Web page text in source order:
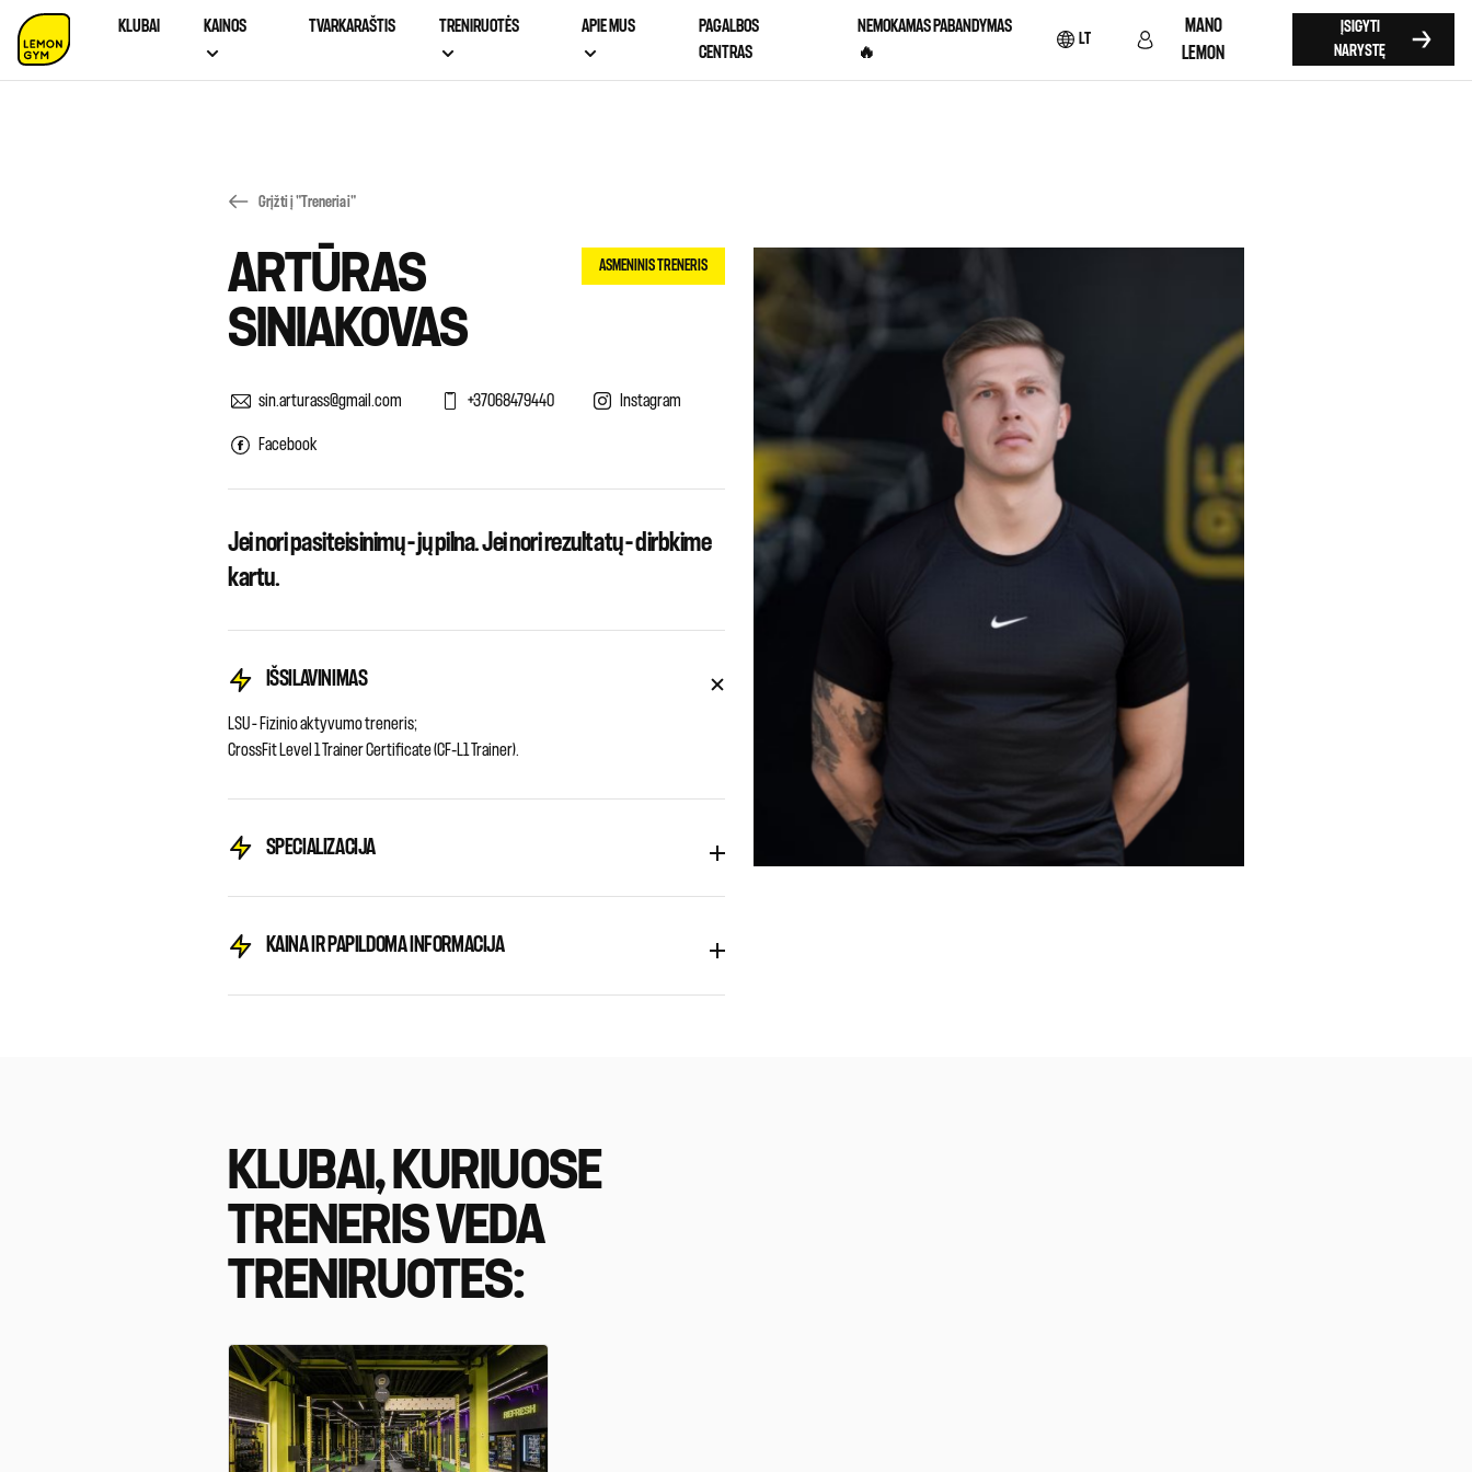
KLUBAI KAINOS TVARKARAŠTIS TRENIRUOTĖS APIE MUS
PAGALBOS
CENTRAS
NEMOKAMAS PABANDYMAS
🔥
LT
MANO
LEMON
ĮSIGYTI
NARYSTĘ
Grįžti į "Treneriai"
ARTŪRAS
SINIAKOVAS
ASMENINIS TRENERIS
sin.arturass@gmail.com +37068479440 Instagram
Facebook
Jei nori pasiteisinimų – jų pilna. Jei nori rezultatų – dirbkime
kartu.
IŠSILAVINIMAS
LSU – Fizinio aktyvumo treneris;
CrossFit Level 1 Trainer Certificate (CF‑L1 Trainer).
SPECIALIZACIJA
KAINA IR PAPILDOMA INFORMACIJA
KLUBAI, KURIUOSE
TRENERIS VEDA
TRENIRUOTES: